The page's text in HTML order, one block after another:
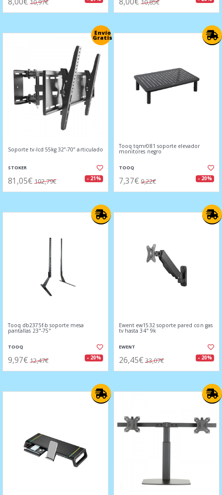
10,97€ 10,85€
Envío
Gratis
Soporte tv-lcd 55kg 32”-70” articulado
STOKER
81,05€ 102,79€ - 21%
Tooq tqmr081 soporte elevador
monitores negro
TOOQ
7,37€ 9,22€ - 20%
Tooq db2375f-b soporte mesa
pantallas 23"-75"
TOOQ
9,97€ 12,47€ - 20%
Ewent ew1532 soporte pared con gas
tv hasta 34" 9k
EWENT
26,45€ 33,07€ - 20%